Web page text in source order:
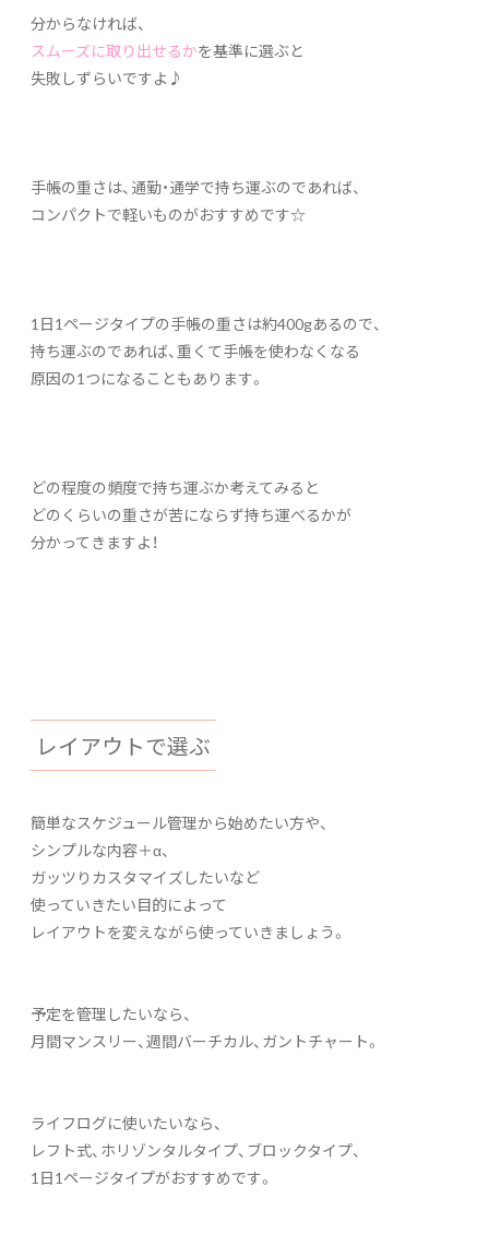
分からなければ、
スムーズに取り出せるかを基準に選ぶと
失敗しずらいですよ♪
手帳の重さは、通勤・通学で持ち運ぶのであれば、
コンパクトで軽いものがおすすめです☆
1日1ページタイプの手帳の重さは約400gあるので、
持ち運ぶのであれば、重くて手帳を使わなくなる
原因の1つになることもあります。
どの程度の頻度で持ち運ぶか考えてみると
どのくらいの重さが苦にならず持ち運べるかが
分かってきますよ！
レイアウトで選ぶ
簡単なスケジュール管理から始めたい方や、
シンプルな内容＋α、
ガッツりカスタマイズしたいなど
使っていきたい目的によって
レイアウトを変えながら使っていきましょう。
予定を管理したいなら、
月間マンスリー、週間バーチカル、ガントチャート。
ライフログに使いたいなら、
レフト式、ホリゾンタルタイプ、ブロックタイプ、
1日1ページタイプがおすすめです。